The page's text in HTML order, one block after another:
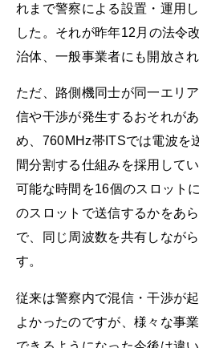
れまで警察による設置・運用
した。それが昨年12月の法令
治体、一般事業者にも開放され
ただ、路側機同士が同一エリ
信や干渉が発生するおそれが
め、760MHz帯ITSでは電波を
間分割する仕組みを採用して
可能な時間を16個のスロット
のスロットで送信するかをあ
で、同じ周波数を共有しなが
す。
従来は警察内で混信・干渉が
よかったのですが、様々な事